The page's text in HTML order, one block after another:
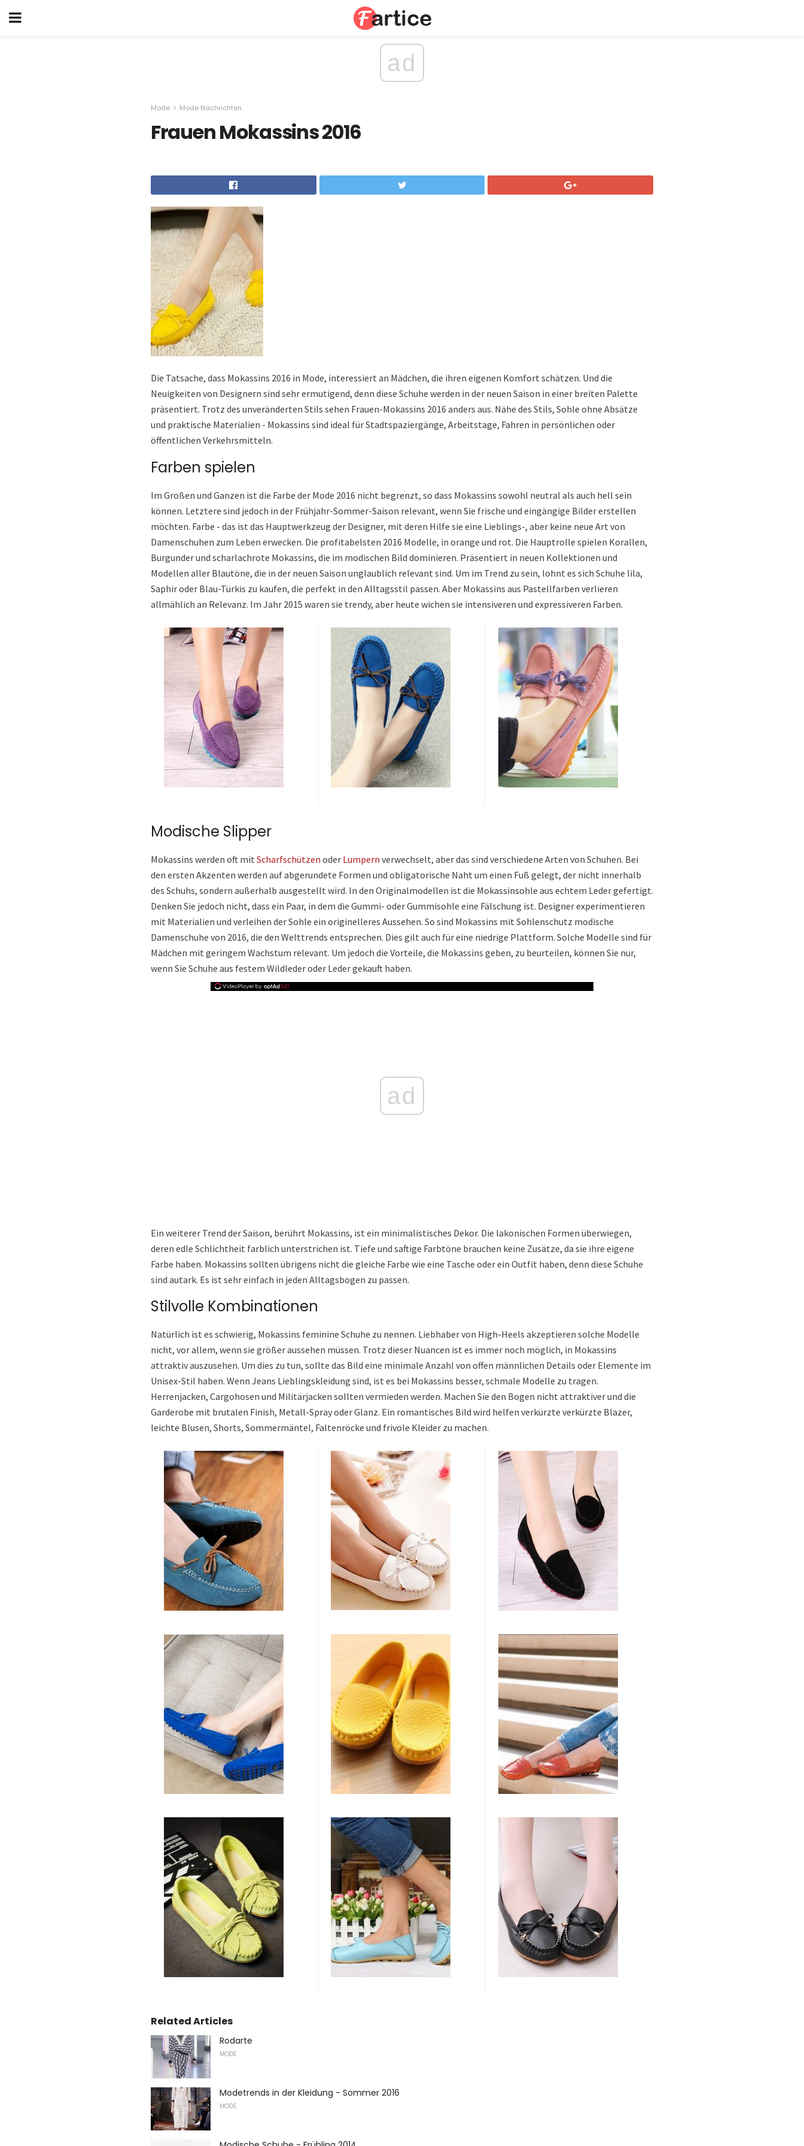
ad
Mode Mode Nachrichten
Frauen Mokassins 2016
Die Tatsache, dass Mokassins 2016 in Mode, interessiert an Mädchen, die ihren eigenen Komfort schätzen. Und die
Neuigkeiten von Designern sind sehr ermutigend, denn diese Schuhe werden in der neuen Saison in einer breiten Palette
präsentiert. Trotz des unveränderten Stils sehen Frauen-Mokassins 2016 anders aus. Nähe des Stils, Sohle ohne Absätze
und praktische Materialien - Mokassins sind ideal für Stadtspaziergänge, Arbeitstage, Fahren in persönlichen oder
öffentlichen Verkehrsmitteln.
Farben spielen
Im Großen und Ganzen ist die Farbe der Mode 2016 nicht begrenzt, so dass Mokassins sowohl neutral als auch hell sein
können. Letztere sind jedoch in der Frühjahr-Sommer-Saison relevant, wenn Sie frische und eingängige Bilder erstellen
möchten. Farbe - das ist das Hauptwerkzeug der Designer, mit deren Hilfe sie eine Lieblings-, aber keine neue Art von
Damenschuhen zum Leben erwecken. Die profitabelsten 2016 Modelle, in orange und rot. Die Hauptrolle spielen Korallen,
Burgunder und scharlachrote Mokassins, die im modischen Bild dominieren. Präsentiert in neuen Kollektionen und
Modellen aller Blautöne, die in der neuen Saison unglaublich relevant sind. Um im Trend zu sein, lohnt es sich Schuhe lila,
Saphir oder Blau-Türkis zu kaufen, die perfekt in den Alltagsstil passen. Aber Mokassins aus Pastellfarben verlieren
allmählich an Relevanz. Im Jahr 2015 waren sie trendy, aber heute wichen sie intensiveren und expressiveren Farben.
Modische Slipper
Mokassins werden oft mit Scharfschützen oder Lumpern verwechselt, aber das sind verschiedene Arten von Schuhen. Bei
den ersten Akzenten werden auf abgerundete Formen und obligatorische Naht um einen Fuß gelegt, der nicht innerhalb
des Schuhs, sondern außerhalb ausgestellt wird. In den Originalmodellen ist die Mokassinsohle aus echtem Leder gefertigt.
Denken Sie jedoch nicht, dass ein Paar, in dem die Gummi- oder Gummisohle eine Fälschung ist. Designer experimentieren
mit Materialien und verleihen der Sohle ein originelleres Aussehen. So sind Mokassins mit Sohlenschutz modische
Damenschuhe von 2016, die den Welttrends entsprechen. Dies gilt auch für eine niedrige Plattform. Solche Modelle sind für
Mädchen mit geringem Wachstum relevant. Um jedoch die Vorteile, die Mokassins geben, zu beurteilen, können Sie nur,
wenn Sie Schuhe aus festem Wildleder oder Leder gekauft haben.
ad
Ein weiterer Trend der Saison, berührt Mokassins, ist ein minimalistisches Dekor. Die lakonischen Formen überwiegen,
deren edle Schlichtheit farblich unterstrichen ist. Tiefe und saftige Farbtöne brauchen keine Zusätze, da sie ihre eigene
Farbe haben. Mokassins sollten übrigens nicht die gleiche Farbe wie eine Tasche oder ein Outfit haben, denn diese Schuhe
sind autark. Es ist sehr einfach in jeden Alltagsbogen zu passen.
Stilvolle Kombinationen
Natürlich ist es schwierig, Mokassins feminine Schuhe zu nennen. Liebhaber von High-Heels akzeptieren solche Modelle
nicht, vor allem, wenn sie größer aussehen müssen. Trotz dieser Nuancen ist es immer noch möglich, in Mokassins
attraktiv auszusehen. Um dies zu tun, sollte das Bild eine minimale Anzahl von offen männlichen Details oder Elemente im
Unisex-Stil haben. Wenn Jeans Lieblingskleidung sind, ist es bei Mokassins besser, schmale Modelle zu tragen.
Herrenjacken, Cargohosen und Militärjacken sollten vermieden werden. Machen Sie den Bogen nicht attraktiver und die
Garderobe mit brutalen Finish, Metall-Spray oder Glanz. Ein romantisches Bild wird helfen verkürzte verkürzte Blazer,
leichte Blusen, Shorts, Sommermäntel, Faltenröcke und frivole Kleider zu machen.
Related Articles
Rodarte
MODE
Modetrends in der Kleidung - Sommer 2016
MODE